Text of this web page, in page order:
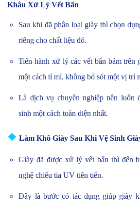
Khâu Xử Lý Vết Bẩn
Sau khi đã phân loại giày thì chọn
riêng cho chất liệu đó.
Tiến hành xử lý các vết bẩn bám trên
một cách tỉ mỉ, không bỏ sót một vị trí
Là dịch vụ chuyên nghiệp nên luôn
sinh một cách toàn diện nhất.
❖ Làm Khô Giày Sau Khi Vệ Sinh
Giày đã được xử lý vết bẩn thì đến
nghệ chiếu tia UV tiên tiến.
Đây là bước có tác dụng giúp giày